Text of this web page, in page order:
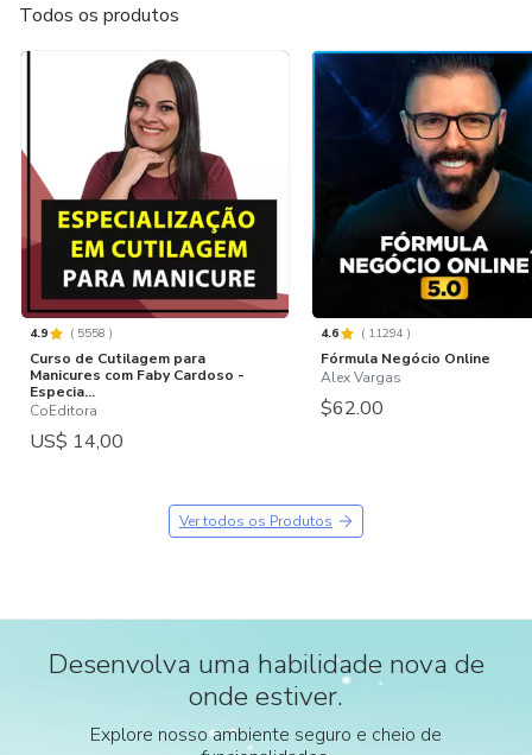
Todos os produtos
4.9 ( 5558 )
Curso de Cutilagem para
Manicures com Faby Cardoso -
Especia...
CoEditora
US$ 14,00
4.6 ( 11294 )
Fórmula Negócio Online
Alex Vargas
$62.00
Ver todos os Produtos
Desenvolva uma habilidade nova de
onde estiver.
Explore nosso ambiente seguro e cheio de